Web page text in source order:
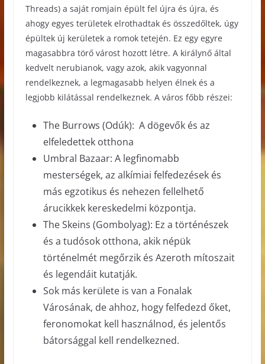
Threads) a saját romjain épült fel újra és újra, és
ahogy egyes területek elrothadtak és összedőltek, úgy
épültek új kerületek a romok tetején. Ez egy egyre
magasabbra törő várost hozott létre. A királynő által
kedvelt nerubianok, vagy azok, akik vagyonnal
rendelkeznek, a legmagasabb helyen élnek és a
legjobb kilátással rendelkeznek. A város főbb részei:
The Burrows (Odúk): A dögevők és az
elfeledettek otthona
Umbral Bazaar: A legfinomabb
mesterségek, az alkímiai felfedezések és
más egzotikus és nehezen fellelhető
árucikkek kereskedelmi központja.
The Skeins (Gombolyag): Ez a történészek
és a tudósok otthona, akik népük
történelmét megőrzik és Azeroth mítoszait
és legendáit kutatják.
Sok más kerülete is van a Fonalak
Városának, de ahhoz, hogy felfedezd őket,
feronomokat kell használnod, és jelentős
bátorsággal kell rendelkezned.